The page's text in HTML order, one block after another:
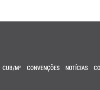
CUB/M² CONVENÇÕES NOTÍCIAS